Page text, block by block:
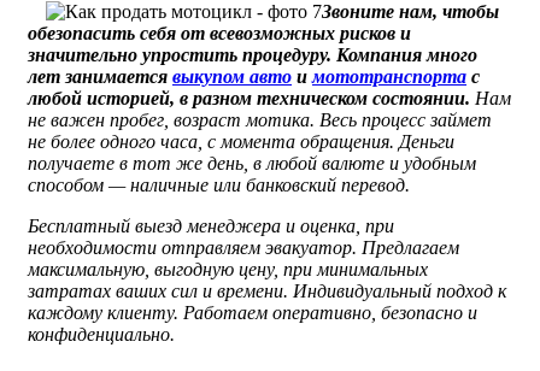
Звоните нам, чтобы
обезопасить себя от всевозможных рисков и
значительно упростить процедуру. Компания много
лет занимается выкупом авто имототранспорта с
любой историей, в разном техническом состоянии. Нам
не важен пробег, возраст мотика. Весь процесс займет
не более одного часа, с момента обращения. Деньги
получаете в тот же день, в любой валюте и удобным
способом — наличные или банковский перевод.
Бесплатный выезд менеджера и оценка, при
необходимости отправляем эвакуатор. Предлагаем
максимальную, выгодную цену, при минимальных
затратах ваших сил и времени. Индивидуальный подход к
каждому клиенту. Работаем оперативно, безопасно и
конфиденциально.